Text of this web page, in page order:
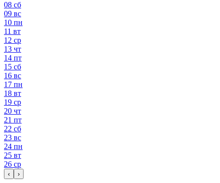
08 сб
09 вс
10 пн
11 вт
12 ср
13 чт
14 пт
15 сб
16 вс
17 пн
18 вт
19 ср
20 чт
21 пт
22 сб
23 вс
24 пн
25 вт
26 ср
‹ ›